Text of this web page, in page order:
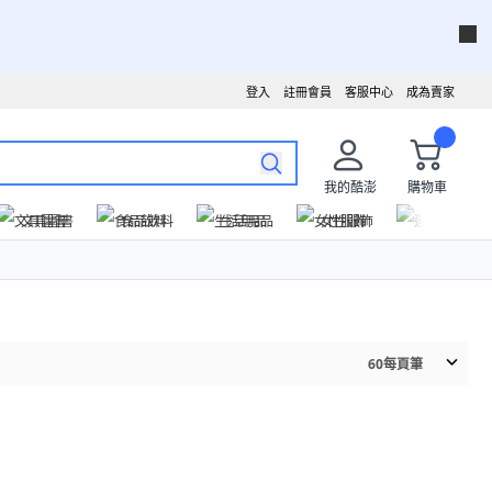
成為賣家
客服中心
註冊會員
登入
我的酷澎
購物車
文具圖書
食品飲料 生活用品 女性服飾
60每頁筆